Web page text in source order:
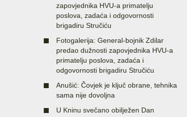
zapovjednika HVU-a primatelju
poslova, zadaća i odgovornosti
brigadiru Stručiću
Fotogalerija: General-bojnik Zdilar
predao dužnosti zapovjednika HVU-a
primatelju poslova, zadaća i
odgovornosti brigadiru Stručiću
Anušić: Čovjek je ključ obrane, tehnika
sama nije dovoljna
U Kninu svečano obilježen Dan